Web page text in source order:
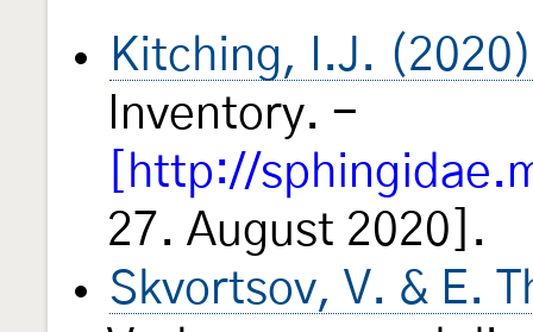
Kitching, I.J. (2020)
Inventory. -
[http://
27. August 2020].
Skvortsov, V. & E.